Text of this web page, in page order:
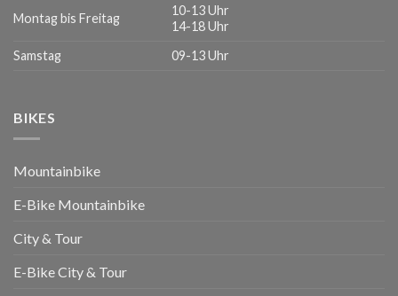
Montag bis Freitag
10-13 Uhr
14-18 Uhr
Samstag
09-13 Uhr
BIKES
Mountainbike
E-Bike Mountainbike
City & Tour
E-Bike City & Tour